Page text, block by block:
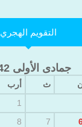
التقويم الهجري
جمادى الأولى 1442
ث أرب
1
7
8